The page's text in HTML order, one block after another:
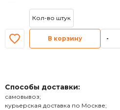
В корзину -
Способы доставки:
самовывоз;
курьерская доставка по Москве;